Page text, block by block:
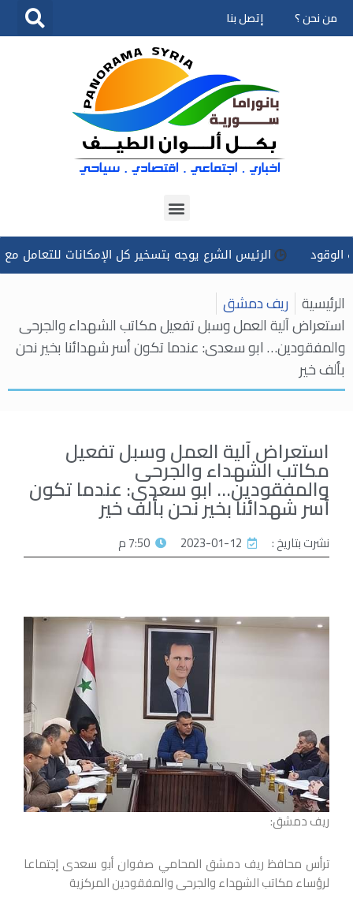
تخطى
من نحن ؟ إتصل بنا
الرئيس الشرع يوجه بتسخير كل الإمكانات للتعامل مع
الرئيسية ريف دمشق
استعراض آلية العمل وسبل تفعيل مكاتب الشهداء والجرحى
والمفقودين… ابو سعدى: عندما تكون أسر شهدائنا بخير نحن
بألف خير
استعراض آلية العمل وسبل تفعيل
مكاتب الشهداء والجرحى
والمفقودين… ابو سعدى: عندما تكون
أسر شهدائنا بخير نحن بألف خير
نشرت بتاريخ : 2023-01-12 7:50 م
ريف دمشق:
ترأس محافظ ريف دمشق المحامي صفوان أبو سعدى إجتماعا
لرؤساء مكاتب الشهداء والجرحى والمفقودين المركزية